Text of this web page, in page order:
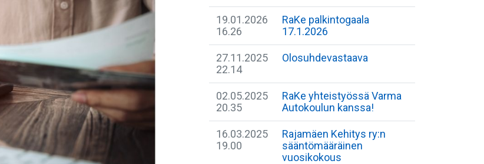
19.01.2026
16.26
RaKe palkintogaala
17.1.2026
27.11.2025
22.14
Olosuhdevastaava
02.05.2025
20.35
RaKe yhteistyössä Varma
Autokoulun kanssa!
16.03.2025
19.00
Rajamäen Kehitys ry:n
sääntömääräinen
vuosikokous